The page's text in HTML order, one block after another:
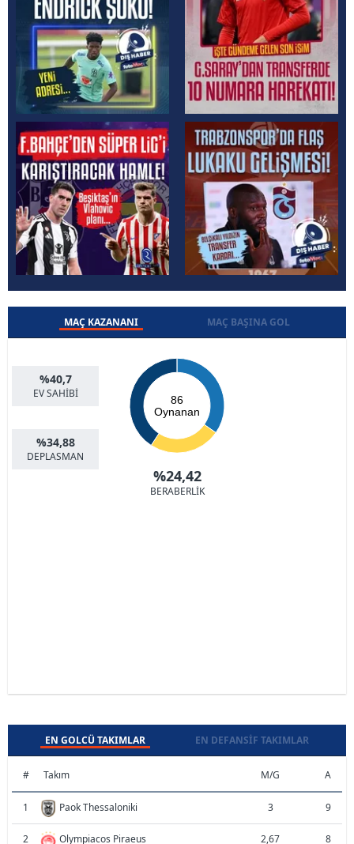
MAÇ KAZANANI MAÇ BAŞINA GOL
%40,7
EV SAHİBİ
%34,88
DEPLASMAN
86
Oynanan
%24,42
BERABERLİK
EN GOLCÜ TAKIMLAR EN DEFANSIF TAKIMLAR
# Takım M/G A
1 Paok Thessaloniki 3 9
2 Olympiacos Piraeus 2,67 8